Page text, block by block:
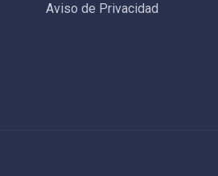
Aviso de Privacidad